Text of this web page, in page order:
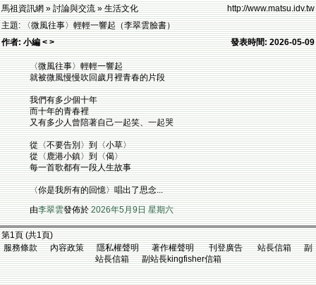
馬祖資訊網 » 討論與交流 » 生活文化
http://www.matsu.idv.tw
主題: 〈微風往事〉輕輕一響起（李翠雲臉書）
作者: 小編 < >
發表時間: 2026-05-09
〈微風往事〉輕輕一響起
就被微風慢慢吹回歲月裡青春的片段
我們有多少個十年
而十年的青春裡
又有多少人曾陪著自己一起笑、一起哭
從〈不要告別〉到〈小草〉
從〈鹿港小鎮〉到〈偈〉
每一首歌都有一段人生故事
〈你是我所有的回憶〉唱出了思念...
由李翠雲發佈於2026年5月9日 星期六
第1頁 (共1頁)
服務條款 內容政策 隱私權聲明 著作權聲明 刊登廣告 站長信箱 副
站長信箱 副站長kingfisher信箱